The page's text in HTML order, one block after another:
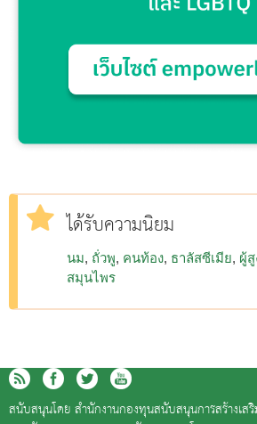
ได้รับความนิยม
นม ถั่วพู คนท้อง ธาลัสซีเมีย ผู้
สมุนไพร
สนับสนุนโดย สำนักงานกองทุนสนับสนุนการสร้างเ